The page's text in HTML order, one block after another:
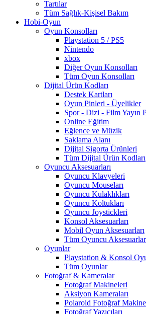
Tartılar
Tüm Sağlık-Kişisel Bakım
Hobi-Oyun
Oyun Konsolları
Playstation 5 / PS5
Nintendo
xbox
Diğer Oyun Konsolları
Tüm Oyun Konsolları
Dijital Ürün Kodları
Destek Kartları
Oyun Pinleri - Üyelikler
Spor - Dizi - Film Yayın
Online Eğitim
Eğlence ve Müzik
Saklama Alanı
Dijital Sigorta Ürünleri
Tüm Dijital Ürün Kodları
Oyuncu Aksesuarları
Oyuncu Klavyeleri
Oyuncu Mouseları
Oyuncu Kulaklıkları
Oyuncu Koltukları
Oyuncu Joystickleri
Konsol Aksesuarları
Mobil Oyun Aksesuarları
Tüm Oyuncu
Oyunlar
Playstation & Konsol
Tüm Oyunlar
Fotoğraf & Kameralar
Fotoğraf Makineleri
Aksiyon Kameraları
Polaroid Fotoğraf
Fotoğraf Yazıcıları